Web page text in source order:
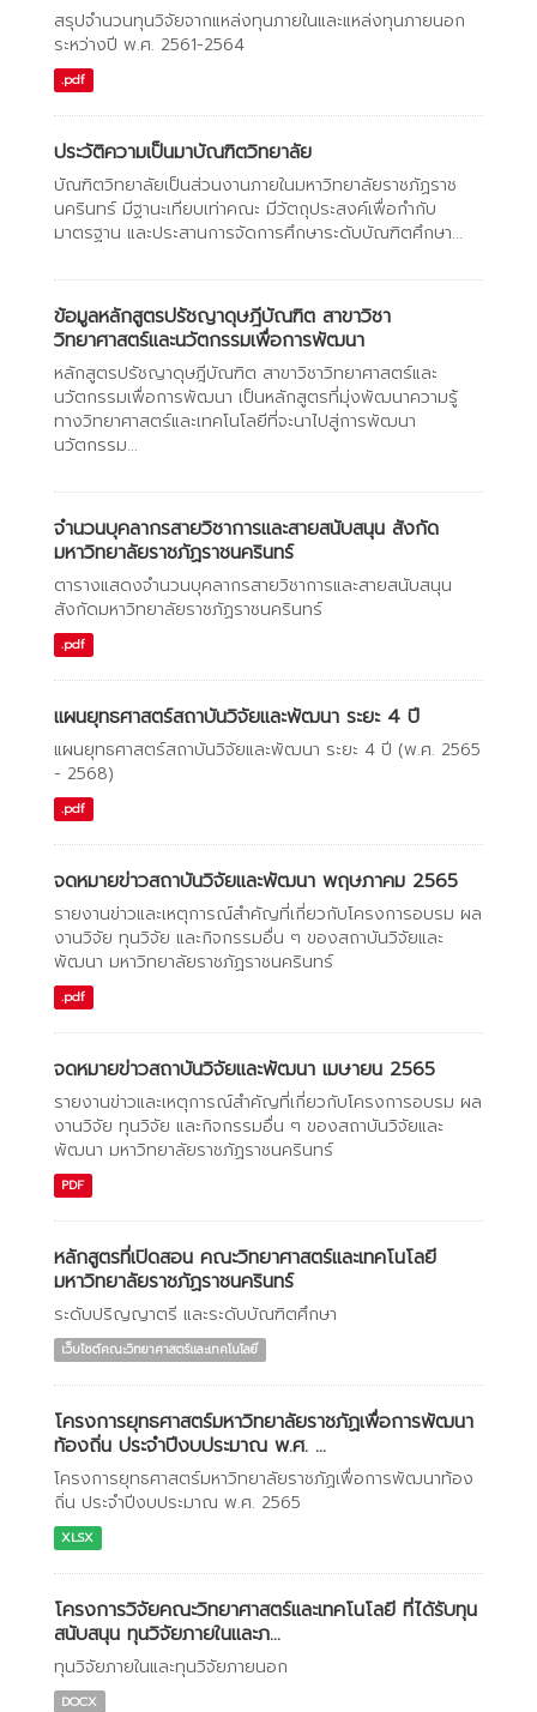
สรุปจำนวนทุนวิจัยจากแหล่งทุนภายในและแหล่งทุนภายนอก
ระหว่างปี พ.ศ. 2561-2564
.pdf
ประวัติความเป็นมาบัณฑิตวิทยาลัย
บัณฑิตวิทยาลัยเป็นส่วนงานภายในมหาวิทยาลัยราชภัฏราช
นครินทร์ มีฐานะเทียบเท่าคณะ มีวัตถุประสงค์เพื่อกำกับ
มาตรฐาน และประสานการจัดการศึกษาระดับบัณฑิตศึกษา...
ข้อมูลหลักสูตรปรัชญาดุษฎีบัณฑิต สาขาวิชา
วิทยาศาสตร์และนวัตกรรมเพื่อการพัฒนา
หลักสูตรปรัชญาดุษฎีบัณฑิต สาขาวิชาวิทยาศาสตร์และ
นวัตกรรมเพื่อการพัฒนา เป็นหลักสูตรที่มุ่งพัฒนาความรู้
ทางวิทยาศาสตร์และเทคโนโลยีที่จะนาไปสู่การพัฒนา
นวัตกรรม...
จำนวนบุคลากรสายวิชาการและสายสนับสนุน สังกัด
มหาวิทยาลัยราชภัฏราชนครินทร์
ตารางแสดงจำนวนบุคลากรสายวิชาการและสายสนับสนุน
สังกัดมหาวิทยาลัยราชภัฏราชนครินทร์
.pdf
แผนยุทธศาสตร์สถาบันวิจัยและพัฒนา ระยะ 4 ปี
แผนยุทธศาสตร์สถาบันวิจัยและพัฒนา ระยะ 4 ปี (พ.ศ. 2565
- 2568)
.pdf
จดหมายข่าวสถาบันวิจัยและพัฒนา พฤษภาคม 2565
รายงานข่าวและเหตุการณ์สำคัญที่เกี่ยวกับโครงการอบรม ผล
งานวิจัย ทุนวิจัย และกิจกรรมอื่น ๆ ของสถาบันวิจัยและ
พัฒนา มหาวิทยาลัยราชภัฏราชนครินทร์
.pdf
จดหมายข่าวสถาบันวิจัยและพัฒนา เมษายน 2565
รายงานข่าวและเหตุการณ์สำคัญที่เกี่ยวกับโครงการอบรม ผล
งานวิจัย ทุนวิจัย และกิจกรรมอื่น ๆ ของสถาบันวิจัยและ
พัฒนา มหาวิทยาลัยราชภัฏราชนครินทร์
PDF
หลักสูตรที่เปิดสอน คณะวิทยาศาสตร์และเทคโนโลยี
มหาวิทยาลัยราชภัฏราชนครินทร์
ระดับปริญญาตรี และระดับบัณฑิตศึกษา
เว็บไซต์คณะวิทยาศาสตร์และเทคโนโลยี
โครงการยุทธศาสตร์มหาวิทยาลัยราชภัฏเพื่อการพัฒนา
ท้องถิ่น ประจำปีงบประมาณ พ.ศ. ...
โครงการยุทธศาสตร์มหาวิทยาลัยราชภัฏเพื่อการพัฒนาท้อง
ถิ่น ประจำปีงบประมาณ พ.ศ. 2565
XLSX
โครงการวิจัยคณะวิทยาศาสตร์และเทคโนโลยี ที่ได้รับทุน
สนับสนุน ทุนวิจัยภายในและภ...
ทุนวิจัยภายในและทุนวิจัยภายนอก
DOCX